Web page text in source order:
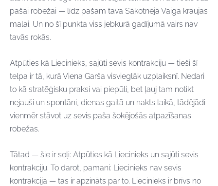
pašai robežai — līdz pašam tava Sākotnējā Vaiga kraujas
malai. Un no šī punkta viss jebkurā gadījumā vairs nav
tavās rokās.
Atpūties kā Liecinieks, sajūti sevis kontrakciju — tieši šī
telpa ir tā, kurā Viena Garša visvieglāk uzplaiksnī. Nedari
to kā stratēģisku praksi vai piepūli, bet ļauj tam notikt
nejauši un spontāni, dienas gaitā un nakts laikā, tādējādi
vienmēr stāvot uz sevis paša šokējošās atpazīšanas
robežas.
Tātad — šie ir soļi: Atpūties kā Liecinieks un sajūti sevis
kontrakciju. To darot, pamani: Liecinieks nav sevis
kontrakcija — tas ir apzināts par to. Liecinieks ir brīvs no